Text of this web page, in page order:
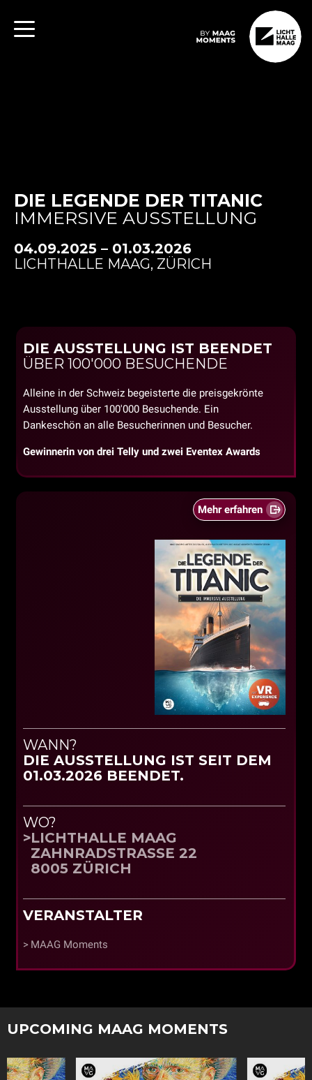
DIE LEGENDE DER TITANIC
IMMERSIVE AUSSTELLUNG
04.09.2025 – 01.03.2026
LICHTHALLE MAAG, ZÜRICH
DIE AUSSTELLUNG IST BEENDET
ÜBER 100'000 BESUCHENDE
Alleine in der Schweiz begeisterte die preisgekrönte
Ausstellung über 100'000 Besuchende. Ein
Dankeschön an alle Besucherinnen und Besucher.
Gewinnerin von drei Telly und zwei Eventex Awards
Mehr erfahren
WANN?
DIE AUSSTELLUNG IST SEIT DEM
01.03.2026 BEENDET.
WO?
LICHTHALLE MAAG
ZAHNRADSTRASSE 22
8005 ZÜRICH
VERANSTALTER
MAAG Moments
UPCOMING MAAG MOMENTS